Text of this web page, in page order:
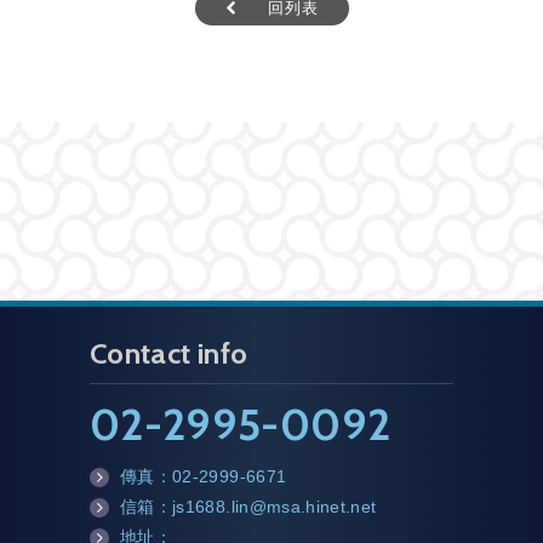
回列表
Contact info
02-2995-0092
fa
x
傳真：02-2999-6671
m
信箱： js1688.lin@msa.hinet.net
地址：